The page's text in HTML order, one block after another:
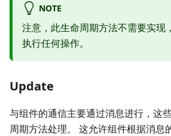
NOTE
注意，此生命周期方法不需要实现
执行任何操作。
Update
与组件的通信主要通过消息进行，这
周期方法处理。 这允许组件根据消息